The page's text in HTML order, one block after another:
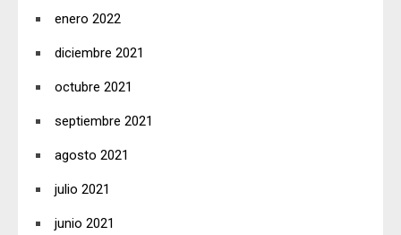
enero 2022
diciembre 2021
octubre 2021
septiembre 2021
agosto 2021
julio 2021
junio 2021